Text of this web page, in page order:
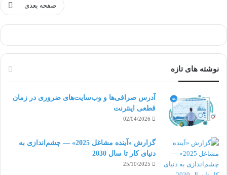
صفحه بعدی
نوشته های تازه
آدرس صرافی‌ها و وب‌سایت‌های ضروری در زمان
قطعی اینترنت
02/04/2026
گزارش «آینده مشاغل 2025» — چشم‌اندازی به
دنیای کار تا سال 2030
25/10/2025